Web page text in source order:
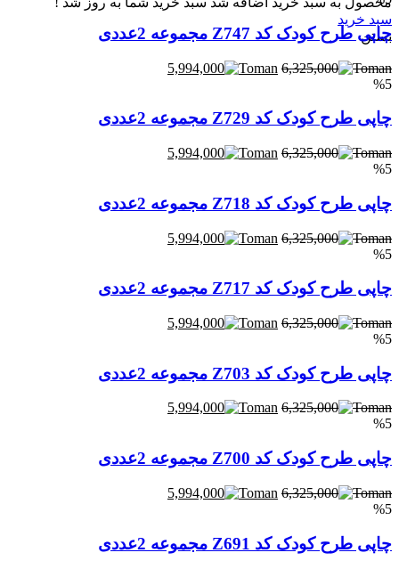
سبد خرید
بستن
چاپی طرح کودک کد Z747 مجموعه 2عددی
6,325,000
5,994,000
%5
چاپی طرح کودک کد Z729 مجموعه 2عددی
6,325,000
5,994,000
%5
چاپی طرح کودک کد Z718 مجموعه 2عددی
6,325,000
5,994,000
%5
چاپی طرح کودک کد Z717 مجموعه 2عددی
6,325,000
5,994,000
%5
چاپی طرح کودک کد Z703 مجموعه 2عددی
6,325,000
5,994,000
%5
چاپی طرح کودک کد Z700 مجموعه 2عددی
6,325,000
5,994,000
%5
چاپی طرح کودک کد Z691 مجموعه 2عددی